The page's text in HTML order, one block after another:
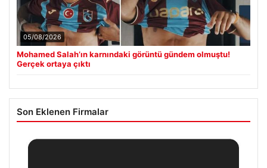
05/08/2026
Mohamed Salah’ın karnındaki görüntü gündem olmuştu!
Gerçek ortaya çıktı
Son Eklenen Firmalar